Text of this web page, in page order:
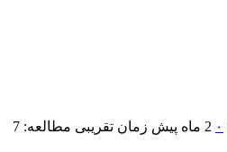
۰ 2 ماه پیش
زمان تقریبی مطالعه: 7